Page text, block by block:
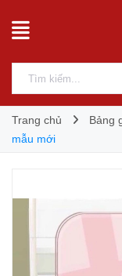
Trang chủ Bảng
mẫu mới